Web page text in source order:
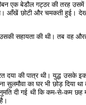
एक बेडौल गट्ठर की तरह उसमें
आँखें छोटी और चमकती हुई।
सहायता की थी। तब वह
दया की पात्र थी। युद्ध उसके
का घर भी छोड़ दिया था
दी गई थी कि कम-से-कम छह